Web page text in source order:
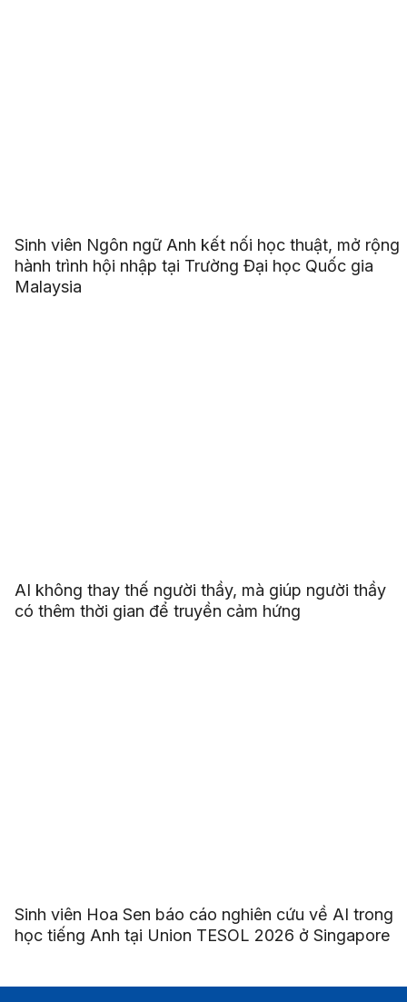
Sinh viên Ngôn ngữ Anh kết nối học thuật, mở rộng
hành trình hội nhập tại Trường Đại học Quốc gia
Malaysia
AI không thay thế người thầy, mà giúp người thầy
có thêm thời gian để truyền cảm hứng
Sinh viên Hoa Sen báo cáo nghiên cứu về AI trong
học tiếng Anh tại Union TESOL 2026 ở Singapore